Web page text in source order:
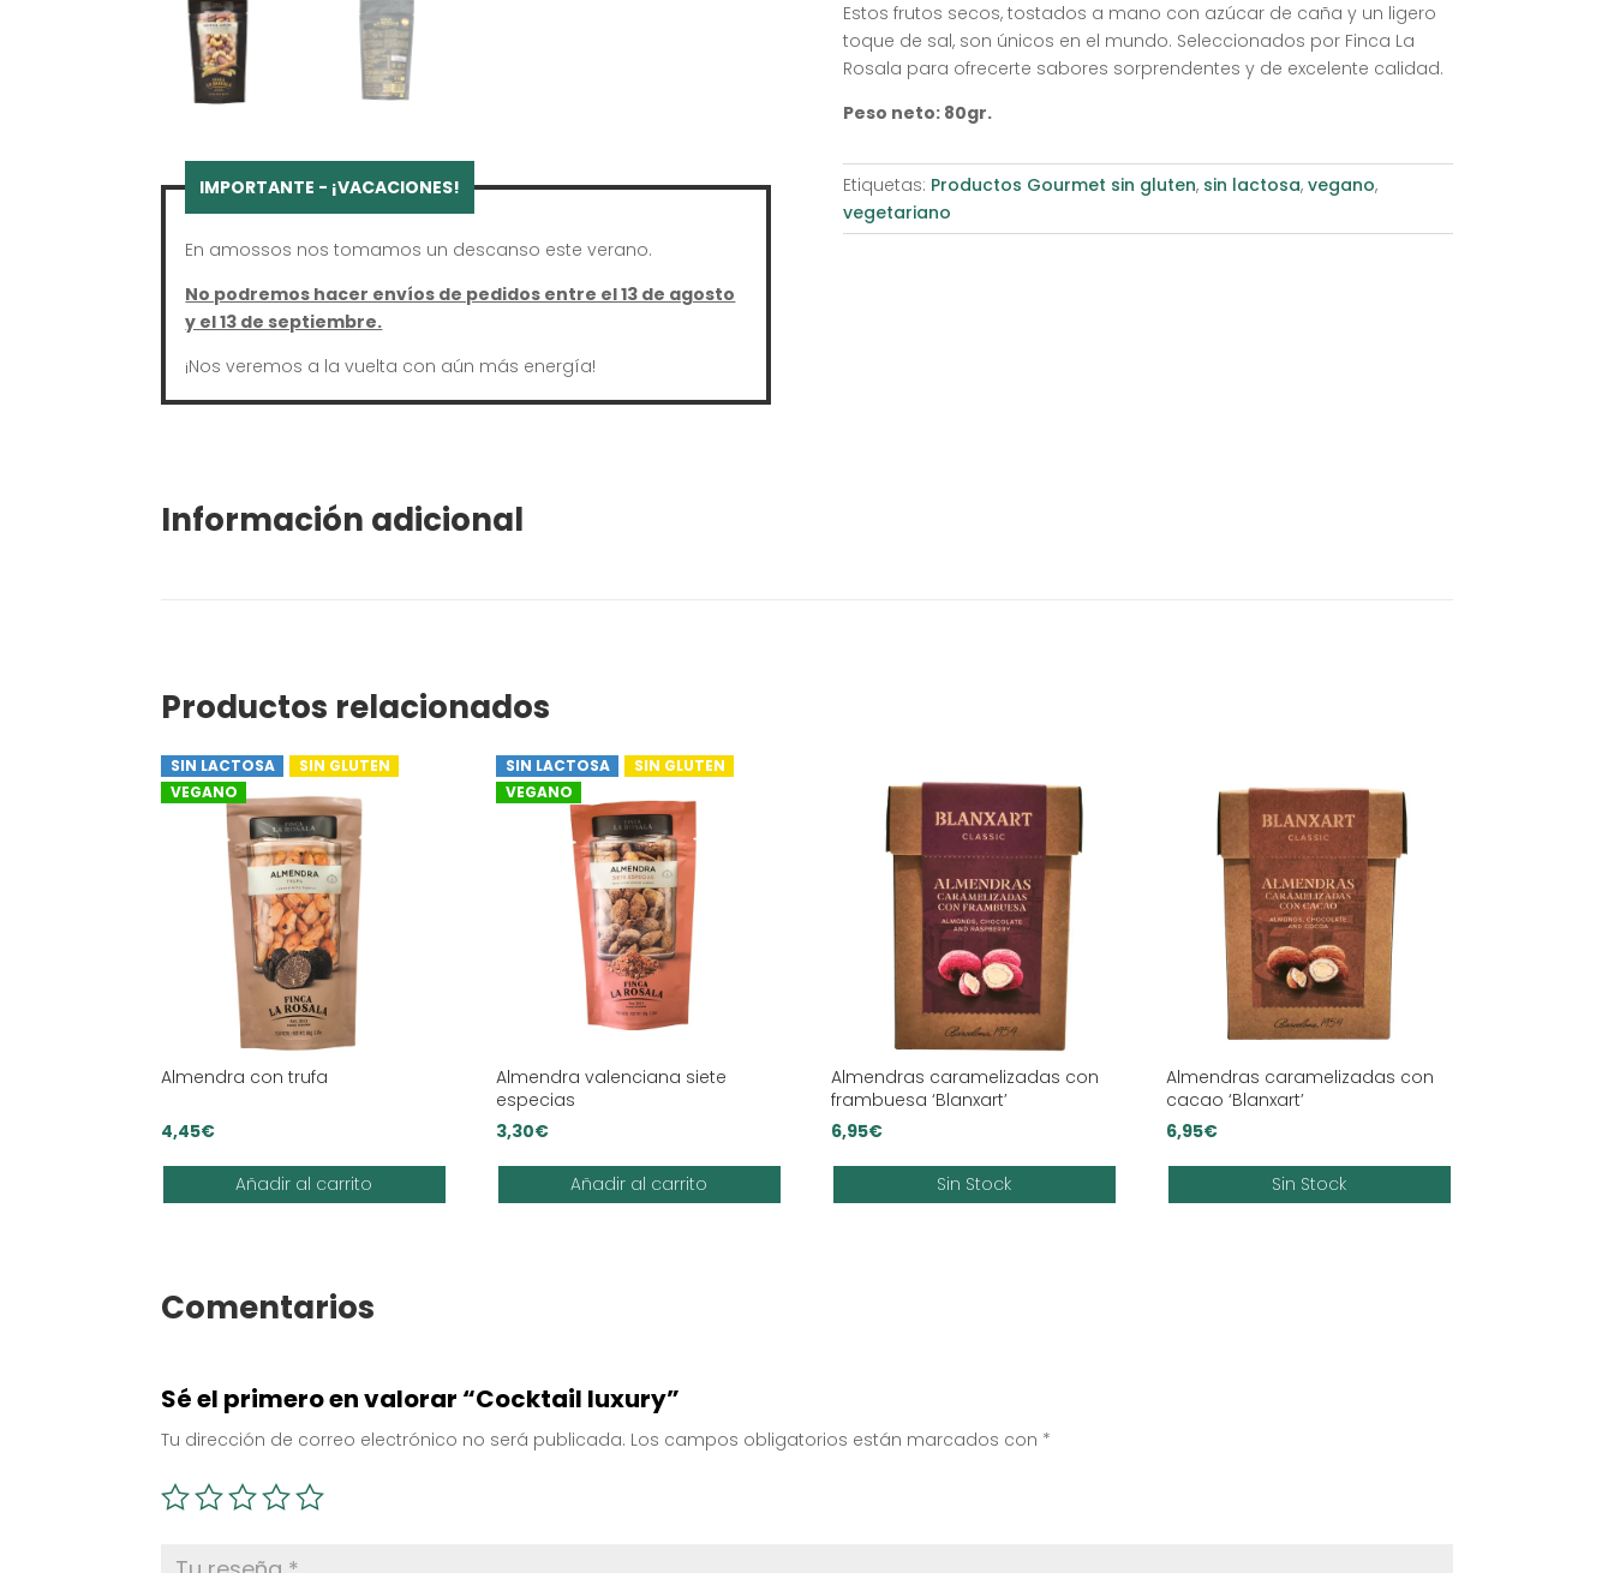
En amossos nos tomamos un descanso este verano.
No podremos hacer envíos de pedidos entre el 13 de agosto
y el 13 de septiembre.
¡Nos veremos a la vuelta con aún más energía!
Estos frutos secos, tostados a mano con azúcar de caña y un ligero
toque de sal, son únicos en el mundo. Seleccionados por Finca La
Rosala para ofrecerte sabores sorprendentes y de excelente calidad.
Peso neto: 80gr.
Etiquetas: Productos Gourmet sin gluten, sin lactosa, vegano,
vegetariano
Información adicional
Productos relacionados
SIN LACTOSA
SIN GLUTEN
VEGANO
Almendra con trufa
4,45€
Añadir al carrito
SIN LACTOSA
SIN GLUTEN
VEGANO
Almendra valenciana siete
especias
3,30€
Añadir al carrito
Almendras caramelizadas con
frambuesa ‘Blanxart’
6,95€
Sin Stock
Almendras caramelizadas con
cacao ‘Blanxart’
6,95€
Sin Stock
Comentarios
Sé el primero en valorar “Cocktail luxury”
Tu dirección de correo electrónico no será publicada. Los campos obligatorios están marcados con *